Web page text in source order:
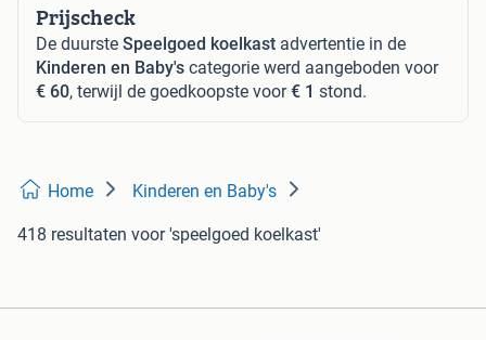
Prijscheck
De duurste Speelgoed koelkast advertentie in de
Kinderen en Baby's categorie werd aangeboden voor
€ 60, terwijl de goedkoopste voor€ 1 stond.
Home Kinderen en Baby's
418 resultaten voor 'speelgoed koelkast'